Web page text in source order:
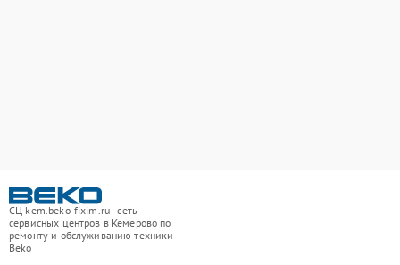
СЦ kem.beko-fixim.ru - сеть
сервисных центров в Кемерово по
ремонту и обслуживанию техники
Beko